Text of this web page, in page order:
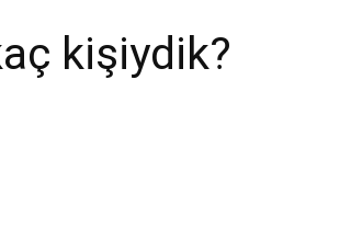
kişiydik?